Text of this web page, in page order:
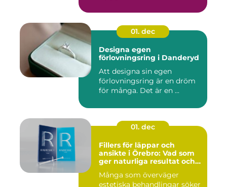
01. dec
Designa egen
förlovningsring i Danderyd
Att designa sin egen
förlovningsring är en dröm
för många. Det är en ...
01. dec
Fillers för läppar och
ansikte i Örebro: Vad som
ger naturliga resultat och
Många som överväger
estetiska behandlingar söker